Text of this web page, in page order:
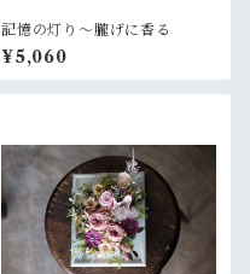
記憶の灯り〜朧げに香る
¥5,060